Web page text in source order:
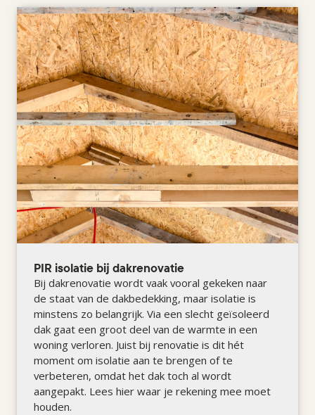
PIR isolatie bij dakrenovatie
Bij dakrenovatie wordt vaak vooral gekeken naar
de staat van de dakbedekking, maar isolatie is
minstens zo belangrijk. Via een slecht geïsoleerd
dak gaat een groot deel van de warmte in een
woning verloren. Juist bij renovatie is dit hét
moment om isolatie aan te brengen of te
verbeteren, omdat het dak toch al wordt
aangepakt. Lees hier waar je rekening mee moet
houden.